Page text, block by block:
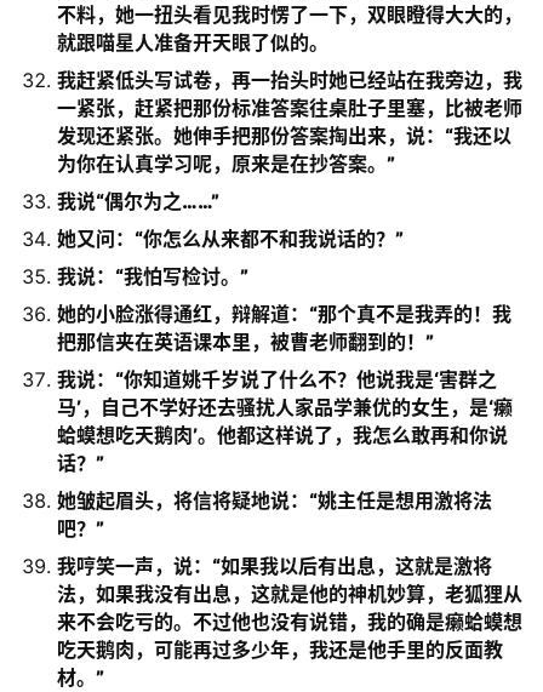
不料，她一扭头看见我时愣了一下，双眼瞪得大大的，
就跟喵星人准备开天眼了似的。
我赶紧低头写试卷，再一抬头时她已经站在我旁边，我
一紧张，赶紧把那份标准答案往桌肚子里塞，比被老师
发现还紧张。她伸手把那份答案掏出来，说：“我还以
为你在认真学习呢，原来是在抄答案。”
我说“偶尔为之……”
她又问：“你怎么从来都不和我说话的？”
我说：“我怕写检讨。”
她的小脸涨得通红，辩解道：“那个真不是我弄的！我
把那信夹在英语课本里，被曹老师翻到的！”
我说：“你知道姚千岁说了什么不？他说我是‘害群之
马’，自己不学好还去骚扰人家品学兼优的女生，是‘癞
蛤蟆想吃天鹅肉’。他都这样说了，我怎么敢再和你说
话？”
她皱起眉头，将信将疑地说：“姚主任是想用激将法
吧？”
我哼笑一声，说：“如果我以后有出息，这就是激将
法，如果我没有出息，这就是他的神机妙算，老狐狸从
来不会吃亏的。不过他也没有说错，我的确是癞蛤蟆想
吃天鹅肉，可能再过多少年，我还是他手里的反面教
材。”